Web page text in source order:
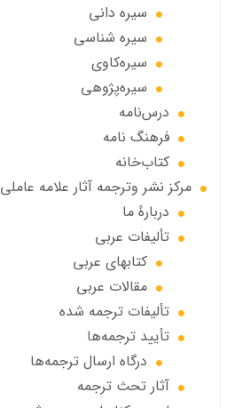
سیره دانی
سیره شناسی
سیره‌کاوی
سیره‌پژوهی
درس‌نامه
فرهنگ نامه
کتاب‌خانه
مركز نشر وترجمه آثار علامه عاملی
دربارهٔ ما
تألیفات عربی
کتابهای عربی
مقالات عربی
تألیفات ترجمه شده
تأیید ترجمه‌ها
درگاه ارسال ترجمه‌ها
آثار تحث ترجمه